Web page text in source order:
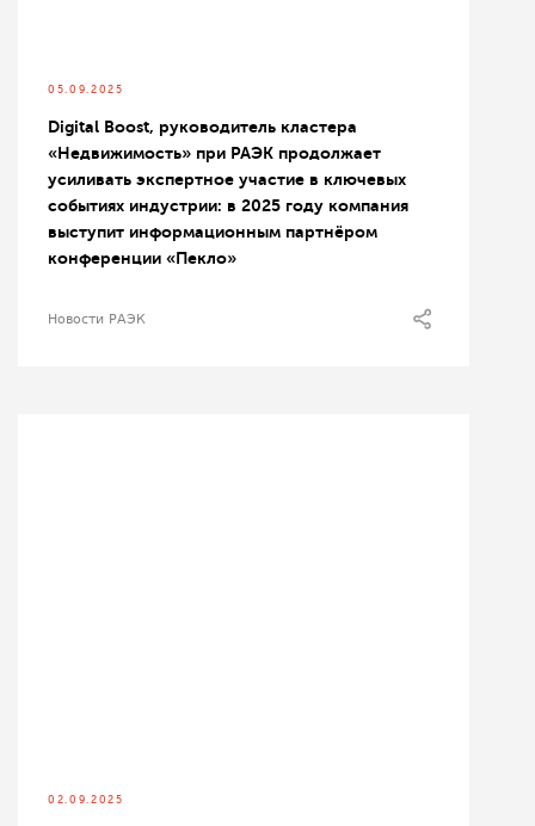
05.09.2025
Digital Boost, руководитель кластера
«Недвижимость» при РАЭК продолжает
усиливать экспертное участие в ключевых
событиях индустрии: в 2025 году компания
выступит информационным партнёром
конференции «Пекло»
Новости РАЭК
02.09.2025